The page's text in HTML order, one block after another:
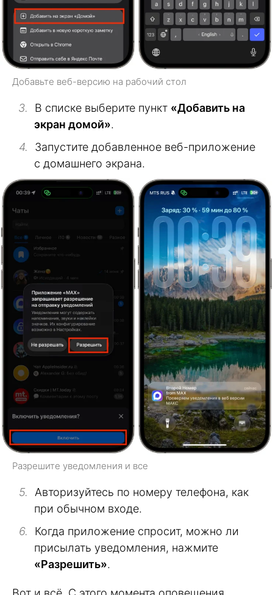
Добавьте веб-версию на рабочий стол
В списке выберите пункт «Добавить на
экран домой».
Запустите добавленное веб-приложение
с домашнего экрана.
Разрешите уведомления и все
Авторизуйтесь по номеру телефона, как
при обычном входе.
Когда приложение спросит, можно ли
присылать уведомления, нажмите
«Разрешить».